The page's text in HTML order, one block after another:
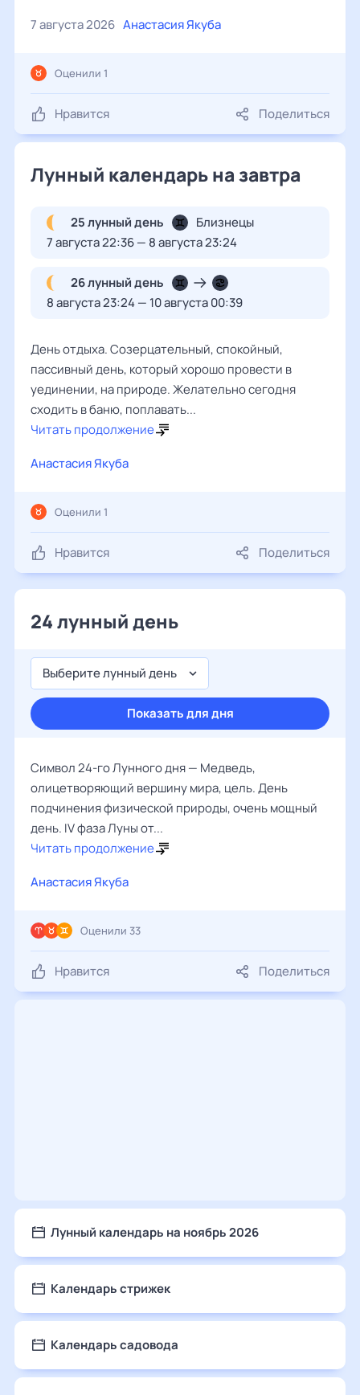
7 августа 2026 Анастасия Якуба
Нравится Поделиться
Оценили 1
Лунный календарь на завтра
25 лунный день
Близнецы
7 августа 22:36 — 8 августа 23:24
26 лунный день
8 августа 23:24 — 10 августа 00:39
День отдыха. Созерцательный, спокойный,
пассивный день, который хорошо провести в
уединении, на природе. Желательно сегодня
сходить в баню, поплавать...
Читать продолжение
Анастасия Якуба
Нравится Поделиться
Оценили 1
24 лунный день
Выберите лунный день
Показать для дня
Символ 24-го Лунного дня — Медведь,
олицетворяющий вершину мира, цель. День
подчинения физической природы, очень мощный
день. IV фаза Луны от...
Читать продолжение
Анастасия Якуба
Нравится Поделиться
Оценили 33
Лунный календарь на ноябрь 2026
Календарь стрижек
Календарь садовода